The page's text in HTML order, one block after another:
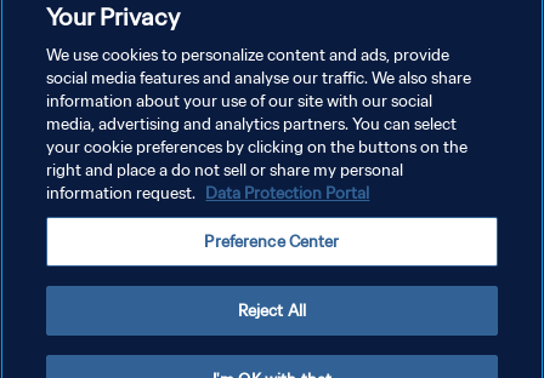
KEBIJAKAN PRIVASI
ATUR PREFERENSI KUKI
Copyright © 1994 - 2026 FIFA. All rights reserved.
Your Privacy
We use cookies to personalize content and ads, provide
social media features and analyse our traffic. We also share
information about your use of our site with our social
media, advertising and analytics partners. You can select
your cookie preferences by clicking on the buttons on the
right and place a do not sell or share my personal
information request. Data Protection Portal
Preference Center
Reject All